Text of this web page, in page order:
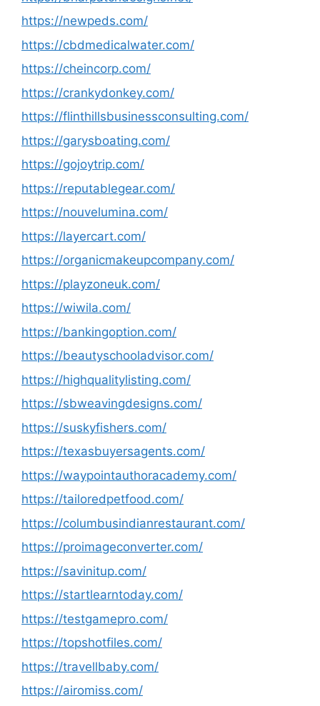
https://newpeds.com/
https://cbdmedicalwater.com/
https://cheincorp.com/
https://crankydonkey.com/
https://flinthillsbusinessconsulting.com/
https://garysboating.com/
https://gojoytrip.com/
https://reputablegear.com/
https://nouvelumina.com/
https://layercart.com/
https://organicmakeupcompany.com/
https://playzoneuk.com/
https://wiwila.com/
https://bankingoption.com/
https://beautyschooladvisor.com/
https://highqualitylisting.com/
https://sbweavingdesigns.com/
https://suskyfishers.com/
https://texasbuyersagents.com/
https://waypointauthoracademy.com/
https://tailoredpetfood.com/
https://columbusindianrestaurant.com/
https://proimageconverter.com/
https://savinitup.com/
https://startlearntoday.com/
https://testgamepro.com/
https://topshotfiles.com/
https://travellbaby.com/
https://airomiss.com/